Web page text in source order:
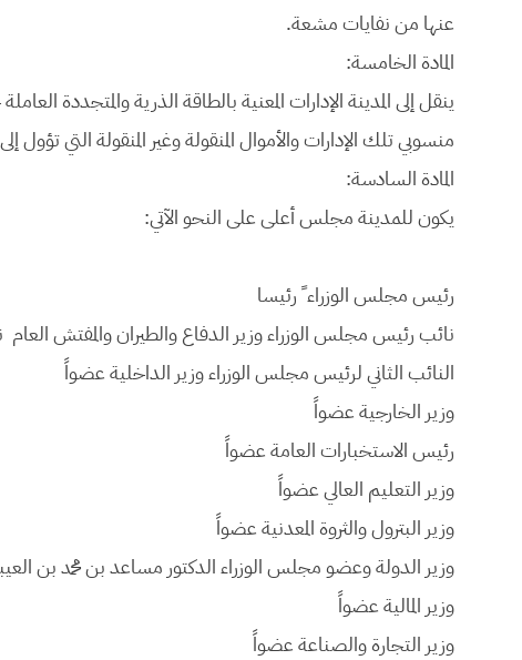
عنها من نفايات مشعة.
المادة الخامسة:
ينقل إلى المدينة الإدارات المعنية بالطاقة الذرية والمتجددة
منسوبي تلك الإدارات والأموال المنقولة وغير المنقولة التي
المادة السادسة:
يكون للمدينة مجلس أعلى على النحو الآتي:
رئیس مجلس الوزراء ًرئیسا
نائب رئیس مجلس الوزراء وزیر الدفاع والطیران والمفتش العام
النائب الثاني لرئیس مجلس الوزراء وزیر الداخلیةعضواً
وزیر الخارجیةعضواً
رئیس الاستخبارات العامةعضواً
وزیر التعلیم العاليعضواً
وزیر البترول والثروة المعدنیةعضواً
وزیر الدولة وعضو مجلس الوزراء الدكتور مساعد بن محمد بن
وزیر المالیةعضواً
وزیر التجارة والصناعةعضواً